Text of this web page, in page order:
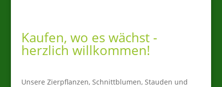
Kaufen, wo es wächst -
herzlich willkommen!
Unsere Zierpflanzen, Schnittblumen, Stauden und